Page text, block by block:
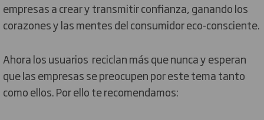
empresas a crear y transmitir confianza, ganando los
corazones y las mentes del consumidor eco-consciente.
Ahora los usuarios reciclan más que nunca y esperan
que las empresas se preocupen por este tema tanto
como ellos. Por ello te recomendamos: